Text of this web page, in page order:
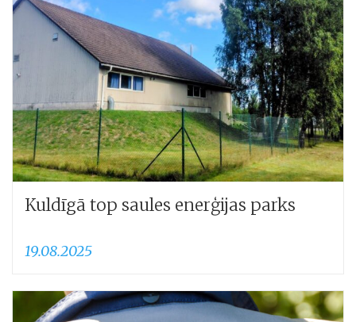
augusts,
2025
Kuldīgā top saules enerģijas parks
19.08.2025